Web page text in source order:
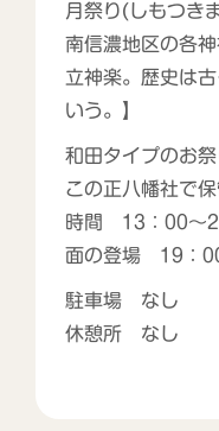
月祭り(しもつき
南信濃地区の各
立神楽。歴史は
いう。】
和田タイプのお
この正八幡社で保
時間 13：00～
面の登場 19：
駐車場 なし
休憩所 なし